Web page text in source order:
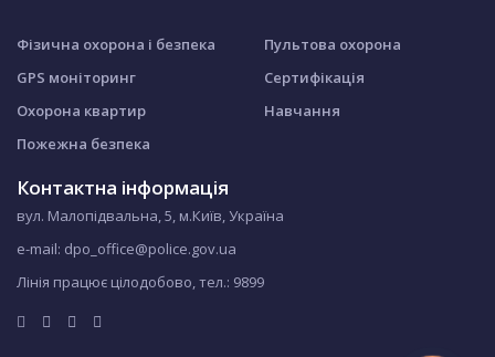
Фізична охорона і безпека
GPS моніторинг
Охорона квартир
Пожежна безпека
Пультова охорона
Сертифікація
Навчання
Контактна інформація
вул. Малопідвальна, 5, м.Київ, Україна
e-mail: dpo_office@police.gov.ua
Лінія працює цілодобово, тел.: 9899